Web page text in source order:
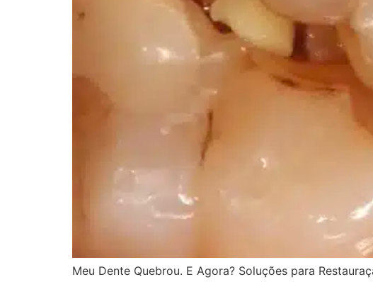
Meu Dente Quebrou. E Agora? Soluções para